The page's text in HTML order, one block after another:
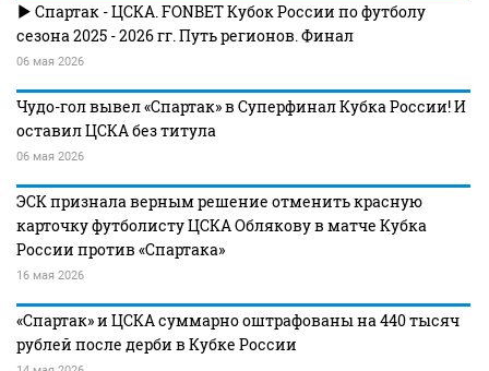
Спартак - ЦСКА. FONBET Кубок России по футболу
сезона 2025 - 2026 гг. Путь регионов. Финал
06 мая 2026
Чудо-гол вывел «Спартак» в Суперфинал Кубка России! И
оставил ЦСКА без титула
06 мая 2026
ЭСК признала верным решение отменить красную
карточку футболисту ЦСКА Облякову в матче Кубка
России против «Спартака»
16 мая 2026
«Спартак» и ЦСКА суммарно оштрафованы на 440 тысяч
рублей после дерби в Кубке России